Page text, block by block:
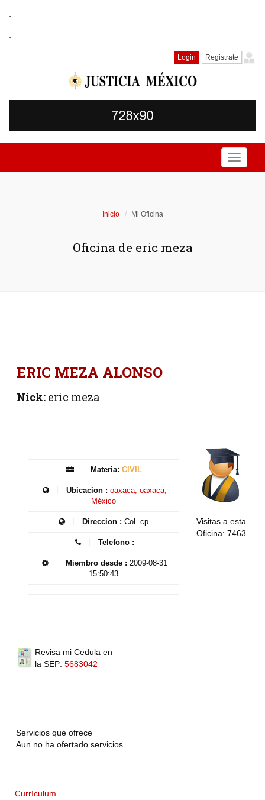
.
.
Login Registrate
Toggle
Inicio Mi Oficina
Oficina de eric meza
ERIC MEZA ALONSO
Nick:eric meza
Materia: CIVIL
Ubicacion : oaxaca, oaxaca,
México
Direccion : Col. cp.
Telefono :
Miembro desde : 2009-08-31
15:50:43
Visitas a esta
Oficina: 7463
Revisa mi Cedula en
la SEP: 5683042
Servicios que ofrece
Aun no ha ofertado servicios
Currículum